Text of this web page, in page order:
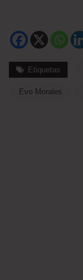
Etiquetas
Evo Morales